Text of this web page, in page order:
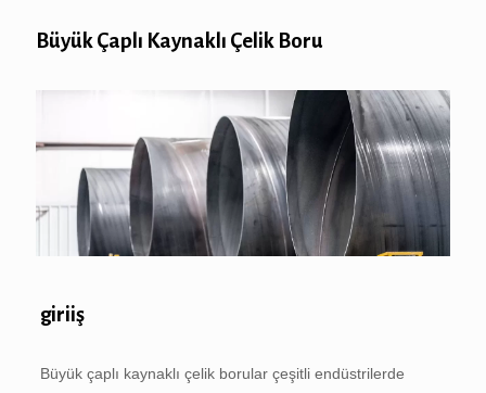
Büyük Çaplı Kaynaklı Çelik Boru
giriiş
Büyük çaplı kaynaklı çelik borular çeşitli endüstrilerde